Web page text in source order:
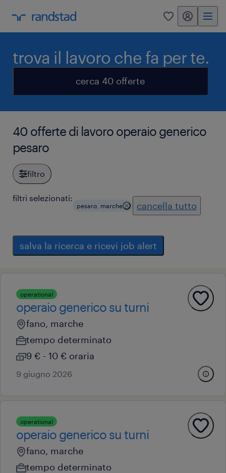
0 my randstad
trova il lavoro che fa per te.
cerca 40 offerte
40 offerte di lavoro operaio generico
pesaro
filtro
filtri selezionati:
pesaro, marche cancella tutto
salva la ricerca e ricevi job alert
operational
operaio generico su turni
fano, marche
tempo determinato
9 € - 10 € oraria
9 giugno 2026
operational
operaio generico su turni
fano, marche
tempo determinato